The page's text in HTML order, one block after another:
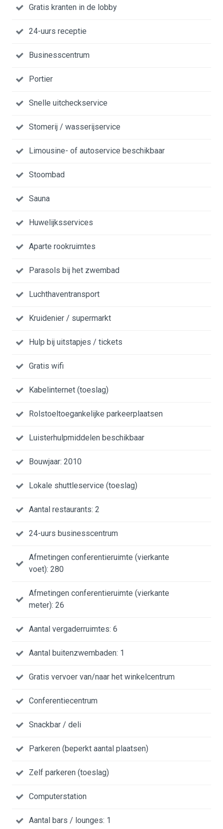
Gratis kranten in de lobby
24-uurs receptie
Businesscentrum
Portier
Snelle uitcheckservice
Stomerij / wasserijservice
Limousine- of autoservice beschikbaar
Stoombad
Sauna
Huwelijksservices
Aparte rookruimtes
Parasols bij het zwembad
Luchthaventransport
Kruidenier / supermarkt
Hulp bij uitstapjes / tickets
Gratis wifi
Kabelinternet (toeslag)
Rolstoeltoegankelijke parkeerplaatsen
Luisterhulpmiddelen beschikbaar
Bouwjaar: 2010
Lokale shuttleservice (toeslag)
Aantal restaurants: 2
24-uurs businesscentrum
Afmetingen conferentieruimte (vierkante
voet): 280
Afmetingen conferentieruimte (vierkante
meter): 26
Aantal vergaderruimtes: 6
Aantal buitenzwembaden: 1
Gratis vervoer van/naar het winkelcentrum
Conferentiecentrum
Snackbar / deli
Parkeren (beperkt aantal plaatsen)
Zelf parkeren (toeslag)
Computerstation
Aantal bars / lounges: 1